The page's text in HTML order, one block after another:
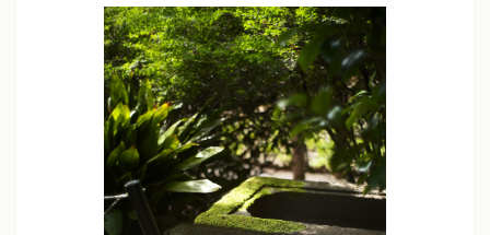
ライカM11、M10-P、M240、SL
シャープネス 中
コントラスト 中
彩度 中
ソニーα7、α7 III